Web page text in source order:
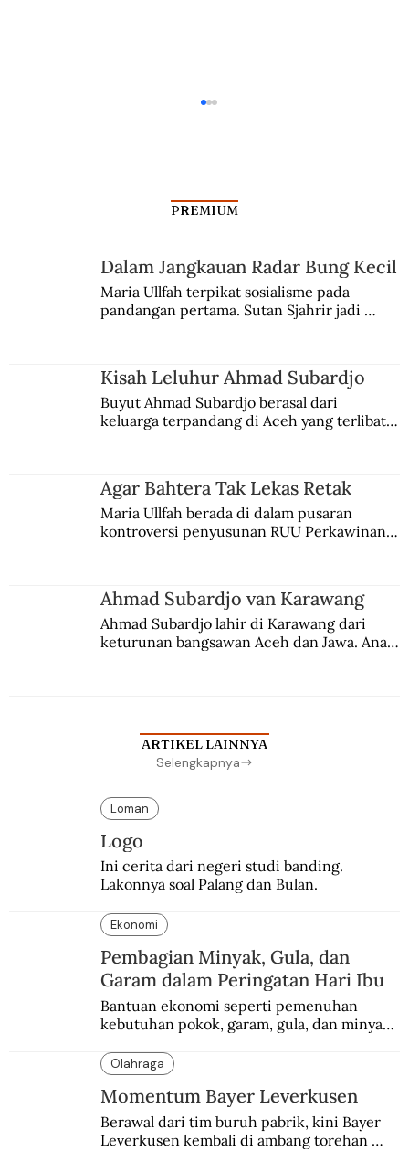
Kisah Leluhur Ahmad Subardjo
PREMIUM
Dalam Jangkauan Radar Bung Kecil
Maria Ullfah terpikat sosialisme pada
pandangan pertama. Sutan Sjahrir jadi
Kisah Leluhur Ahmad Subardjo
Buyut Ahmad Subardjo berasal dari
keluarga terpandang di Aceh yang terlibat
Agar Bahtera Tak Lekas Retak
Maria Ullfah berada di dalam pusaran
kontroversi penyusunan RUU Perkawinan.
Ahmad Subardjo van Karawang
Ahmad Subardjo lahir di Karawang dari
keturunan bangsawan Aceh dan Jawa. Anak
ARTIKEL LAINNYA
Selengkapnya
Loman
Logo
Ini cerita dari negeri studi banding.
Lakonnya soal Palang dan Bulan.
Ekonomi
Pembagian Minyak, Gula, dan
Garam dalam Peringatan Hari Ibu
Bantuan ekonomi seperti pemenuhan
kebutuhan pokok, garam, gula, dan minyak
peringatan Hari Ibu.
Olahraga
Momentum Bayer Leverkusen
Berawal dari tim buruh pabrik, kini Bayer
Leverkusen kembali di ambang torehan